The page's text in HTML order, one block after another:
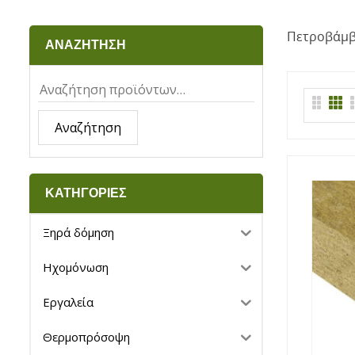
ΑΝΑΖΗΤΗΣΗ
Αναζήτηση
ΚΑΤΗΓΟΡΙΕΣ
Ξηρά δόμηση
Ηχομόνωση
Εργαλεία
Θερμοπρόσοψη